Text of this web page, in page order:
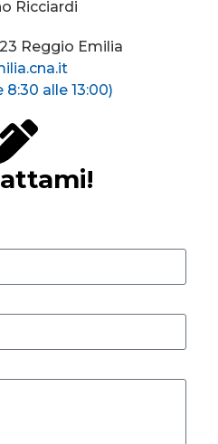
Ricciardi
Reggio Emilia
alle 13:00)